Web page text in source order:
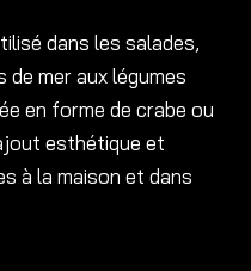
dans les salades,
mer aux légumes
en forme de crabe ou
esthétique et
à la maison et dans